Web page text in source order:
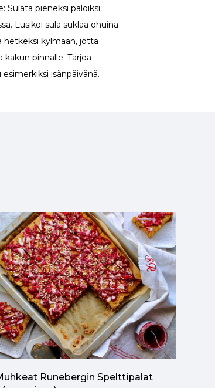
Sulata pieneksi paloiksi
Lusikoi sula suklaa ohuina
hetkeksi kylmään, jotta
pinnalle. Tarjoa
isänpäivänä.
Runebergin Spelttipalat